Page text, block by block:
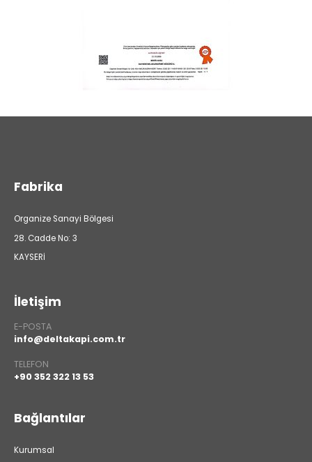
Fabrika
Organize Sanayi Bölgesi
28. Cadde No: 3
KAYSERİ
İletişim
E-POSTA
info@deltakapi.com.tr
TELEFON
+90 352 322 13 53
Bağlantılar
Kurumsal